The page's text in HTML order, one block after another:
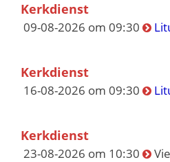
Kerkdienst
09-08-2026 om 09:30
Kerkdienst
16-08-2026 om 09:30
Kerkdienst
23-08-2026 om 10:30